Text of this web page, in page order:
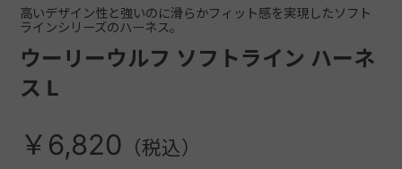
ウーリーウルフ ソフトライン ハーネ
ス L
高いデザイン性と強いのに滑らかフィット感を実現したソフト
ラインシリーズのハーネス。
￥6,820